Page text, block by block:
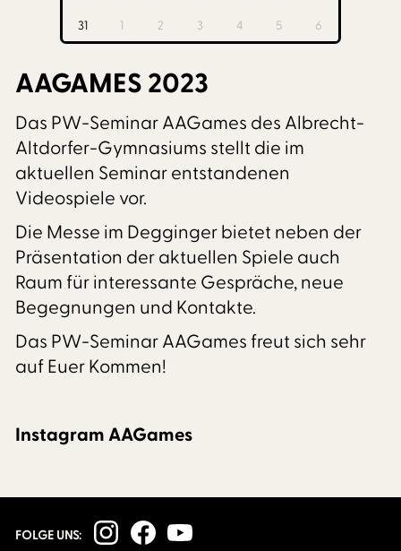
31 1 2 3 4 5 6
AAGAMES 2023
Das PW-Seminar AAGames des Albrecht-
Altdorfer-Gymnasiums stellt die im
aktuellen Seminar entstandenen
Videospiele vor.
Die Messe im Degginger bietet neben der
Präsentation der aktuellen Spiele auch
Raum für interessante Gespräche, neue
Begegnungen und Kontakte.
Das PW-Seminar AAGames freut sich sehr
auf Euer Kommen!
Instagram AAGames
FOLGE UNS: